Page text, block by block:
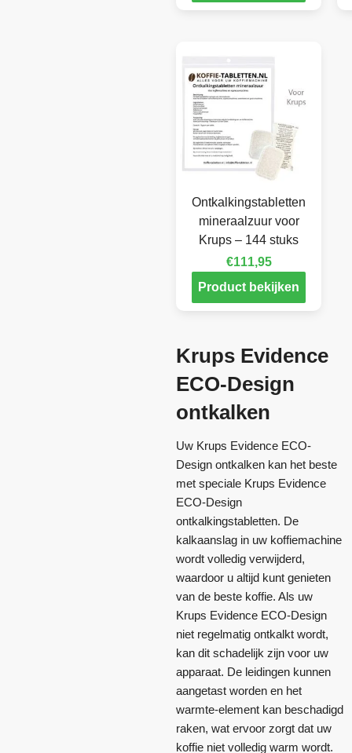
Ontkalkingstabletten
mineraalzuur voor
Krups – 144 stuks
€111,95
Product bekijken
Krups Evidence
ECO-Design
ontkalken
Uw Krups Evidence ECO-
Design ontkalken kan het beste
met speciale Krups Evidence
ECO-Design
ontkalkingstabletten. De
kalkaanslag in uw koffiemachine
wordt volledig verwijderd,
waardoor u altijd kunt genieten
van de beste koffie. Als uw
Krups Evidence ECO-Design
niet regelmatig ontkalkt wordt,
kan dit schadelijk zijn voor uw
apparaat. De leidingen kunnen
aangetast worden en het
warmte-element kan beschadigd
raken, wat ervoor zorgt dat uw
koffie niet volledig warm wordt.